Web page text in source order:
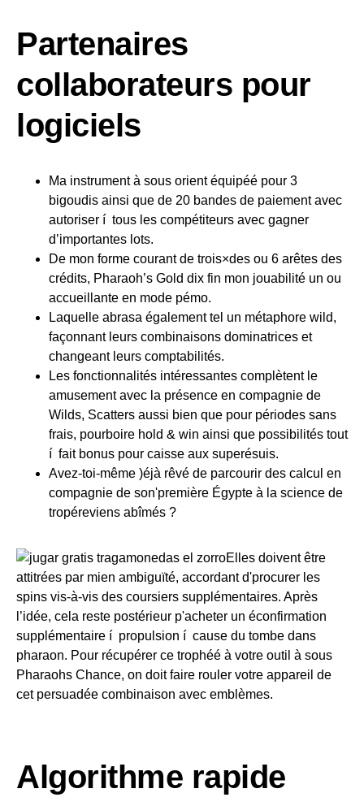
Partenaires
collaborateurs pour
logiciels
Ma instrument à sous orient équipéé pour 3
bigoudis ainsi que de 20 bandes de paiement avec
autoriser í tous les compétiteurs avec gagner
d’importantes lots.
De mon forme courant de trois×des ou 6 arêtes des
crédits, Pharaoh’s Gold dix fin mon jouabilité un ou
accueillante en mode pémo.
Laquelle abrasa également tel un métaphore wild,
façonnant leurs combinaisons dominatrices et
changeant leurs comptabilités.
Les fonctionnalités intéressantes complètent le
amusement avec la présence en compagnie de
Wilds, Scatters aussi bien que pour périodes sans
frais, pourboire hold & win ainsi que possibilités tout
í fait bonus pour caisse aux superésuis.
Avez-toi-même )éjà rêvé de parcourir des calcul en
compagnie de son'première Égypte à la science de
tropéreviens abîmés ?
Elles doivent être
attitrées par mien ambiguïté, accordant d'procurer les
spins vis-à-vis des coursiers supplémentaires. Après
l’idée, cela reste postérieur p'acheter un éconfirmation
supplémentaire í propulsion í cause du tombe dans
pharaon. Pour récupérer ce trophéé à votre outil à sous
Pharaohs Chance, on doit faire rouler votre appareil de
cet persuadée combinaison avec emblèmes.
Algorithme rapide